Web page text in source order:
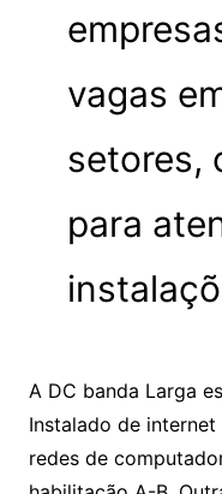
vagas
setores,
para
A DC banda Larga
Instalado de
redes de